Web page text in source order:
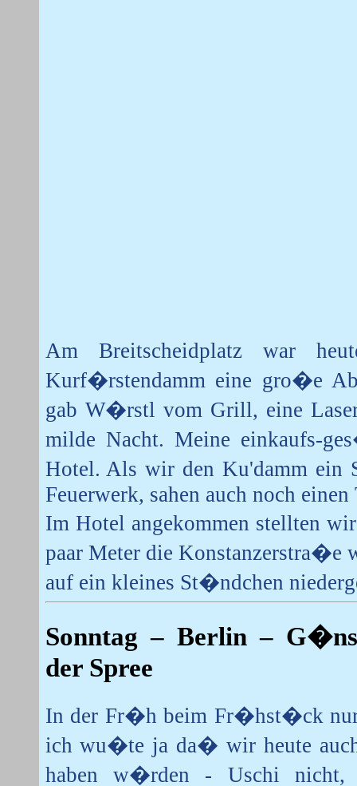
Am Breitscheidplatz war
Kurf�rstendamm eine gro�e
gab W�rstl vom Grill, eine
milde Nacht. Meine einkaufs-
Hotel. Als wir den Ku'damm
Feuerwerk, sahen auch noch
Im Hotel angekommen stellten
paar Meter die Konstanzerstra�e
auf ein kleines St�ndchen
Sonntag – Berlin –
der Spree
In der Fr�h beim Fr�hst�ck nur
ich wu�te ja da� wir heute
haben w�rden - Uschi